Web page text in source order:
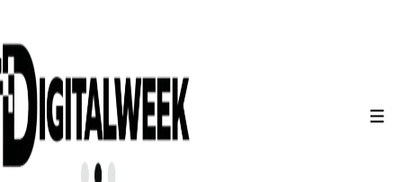
Saltar
al
contenido
principal